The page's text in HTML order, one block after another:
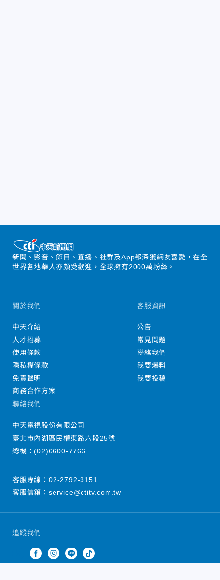
新聞、影音、節目、直播、社群及App都深獲網友喜愛，在全
世界各地華人亦頗受歡迎，全球擁有2000萬粉絲。
追蹤我們
關於我們
中天介紹
人才招募
使用條款
隱私權條款
免責聲明
商務合作方案
客服資訊
公告
常見問題
聯絡我們
我要爆料
我要投稿
聯絡我們
中天電視股份有限公司
臺北市內湖區民權東路六段25號
總機：(02)6600-7766
客服專線： 02-2792-3151
客服信箱： service@ctitv.com.tw